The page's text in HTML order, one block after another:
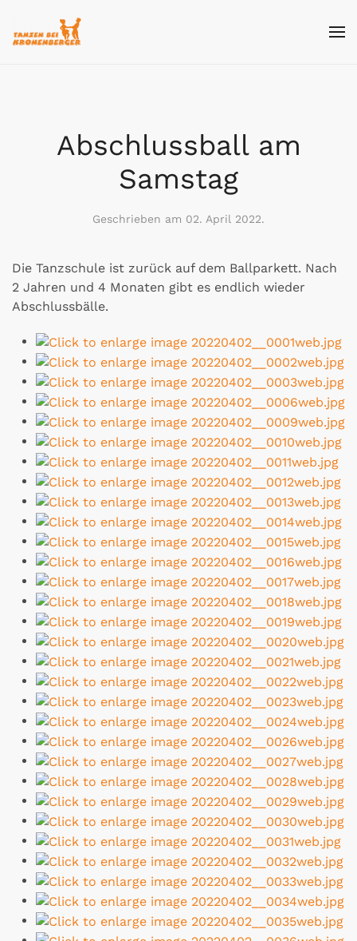
Skip
Abschlussball am
Samstag
Geschrieben am 02. April 2022.
Die Tanzschule ist zurück auf dem Ballparkett. Nach
2 Jahren und 4 Monaten gibt es endlich wieder
Abschlussbälle.